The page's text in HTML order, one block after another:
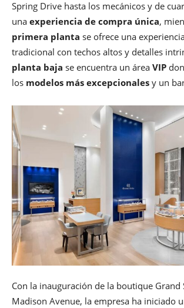
Spring Drive hasta los mecánicos y de
una experiencia de compra única,
primera planta se ofrece una
tradicional con techos altos y detalles
planta baja se encuentra un área VIP
los modelos más excepcionales y un
Con la inauguración de la boutique Grand
Madison Avenue, la empresa ha iniciado